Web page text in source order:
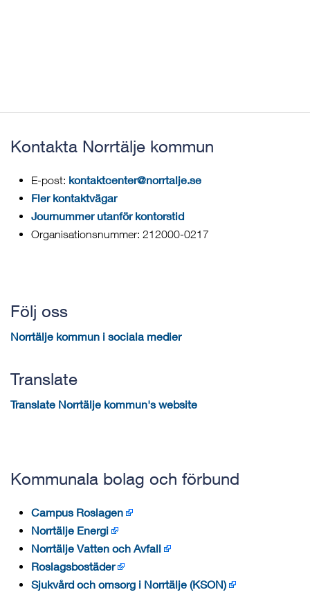
Kontakta Norrtälje kommun
E-post: kontaktcenter@norrtalje.se
Fler kontaktvägar
Journummer utanför kontorstid
Organisationsnummer: 212000-0217
Följ oss
Norrtälje kommun i sociala medier
Translate
Translate Norrtälje kommun's website
Kommunala bolag och förbund
Campus Roslagen
Norrtälje Energi
Norrtälje Vatten och Avfall
Roslagsbostäder
Sjukvård och omsorg i Norrtälje (KSON)